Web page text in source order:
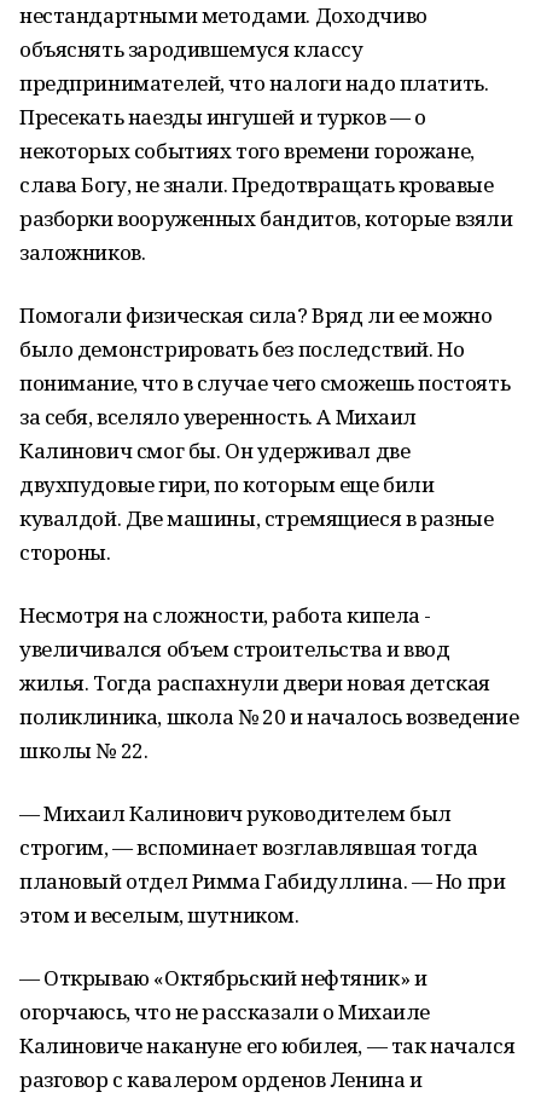
нестандартными методами. Доходчиво
объяснять зародившемуся классу
предпринимателей, что налоги надо платить.
Пресекать наезды ингушей и турков — о
некоторых событиях того времени горожане,
слава Богу, не знали. Предотвращать кровавые
разборки вооруженных бандитов, которые взяли
заложников.
Помогали физическая сила? Вряд ли ее можно
было демонстрировать без последствий. Но
понимание, что в случае чего сможешь постоять
за себя, вселяло уверенность. А Михаил
Калинович смог бы. Он удерживал две
двухпудовые гири, по которым еще били
кувалдой. Две машины, стремящиеся в разные
стороны.
Несмотря на сложности, работа кипела -
увеличивался объем строительства и ввод
жилья. Тогда распахнули двери новая детская
поликлиника, школа № 20 и началось возведение
школы № 22.
— Михаил Калинович руководителем был
строгим, — вспоминает возглавлявшая тогда
плановый отдел Римма Габидуллина. — Но при
этом и веселым, шутником.
— Открываю «Октябрьский нефтяник» и
огорчаюсь, что не рассказали о Михаиле
Калиновиче накануне его юбилея, — так начался
разговор с кавалером орденов Ленина и